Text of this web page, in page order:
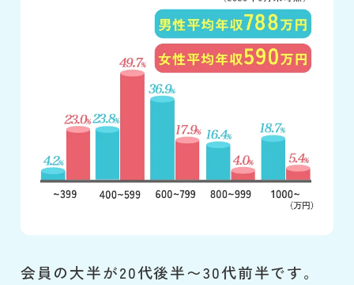
会員の大半が20代後半〜30代前半です。